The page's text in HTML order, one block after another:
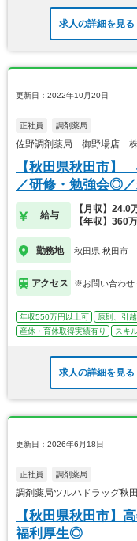
求人の詳細を見る
更新日：2022年10月20日
正社員 調剤薬局
佐野調剤薬局 御野場店 株
【秋田県秋田市】
／研修・勉強会◎
給与
【月収】
【年収】360
勤務地 秋田県 秋田市
アクセス ※お問い合わせ
年収550万円以上可 原則、引
産休・育休取得実績有り
スキ
求人の詳細を見る
更新日：2026年6月18日
正社員 調剤薬局
調剤薬局ツルハドラッグ秋
【秋田県秋田市】
福利厚生◎